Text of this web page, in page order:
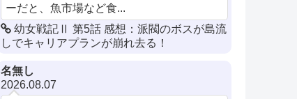
ーだと、魚市場など食...
幼女戦記Ⅱ 第5話 感想：派閥のボスが島流
しでキャリアプランが崩れ去る！
名無し
2026.08.07